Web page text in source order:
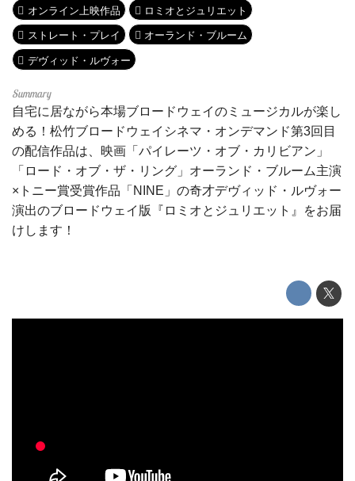
オンライン上映作品 ロミオとジュリエット
ストレート・プレイ オーランド・ブルーム
デヴィッド・ルヴォー
自宅に居ながら本場ブロードウェイのミュージカルが楽し
める！松竹ブロードウェイシネマ・オンデマンド第3回目
の配信作品は、映画「パイレーツ・オブ・カリビアン」
「ロード・オブ・ザ・リング」オーランド・ブルーム主演
×トニー賞受賞作品「NINE」の奇才デヴィッド・ルヴォー
演出のブロードウェイ版『ロミオとジュリエット』をお届
けします！